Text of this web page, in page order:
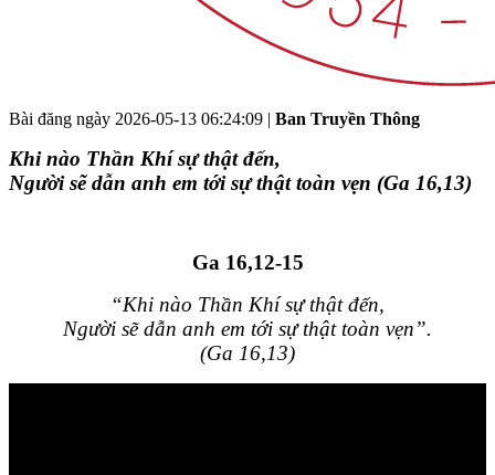
Bài đăng ngày 2026-05-13 06:24:09 | Ban Truyền Thông
Khi nào Thần Khí sự thật đến,
Người sẽ dẫn anh em tới sự thật toàn vẹn (Ga 16,13)
Ga 16,12-15
“Khi nào Thần Khí sự thật đến,
Người sẽ dẫn anh em tới sự thật toàn vẹn”.
(Ga 16,13)